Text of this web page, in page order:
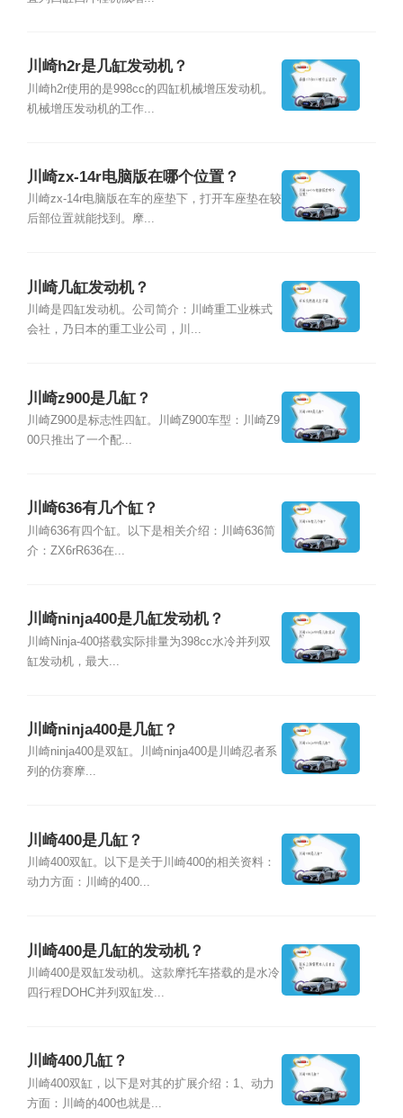
川崎h2r是几缸发动机？
川崎h2r使用的是998cc的四缸机械增压发动机。
机械增压发动机的工作...
川崎zx-14r电脑版在哪个位置？
川崎zx-14r电脑版在车的座垫下，打开车座垫在较
后部位置就能找到。摩...
川崎几缸发动机？
川崎是四缸发动机。公司简介：川崎重工业株式
会社，乃日本的重工业公司，川...
川崎z900是几缸？
川崎Z900是标志性四缸。川崎Z900车型：川崎Z9
00只推出了一个配...
川崎636有几个缸？
川崎636有四个缸。以下是相关介绍：川崎636简
介：ZX6rR636在...
川崎ninja400是几缸发动机？
川崎Ninja-400搭载实际排量为398cc水冷并列双
缸发动机，最大...
川崎ninja400是几缸？
川崎ninja400是双缸。川崎ninja400是川崎忍者系
列的仿赛摩...
川崎400是几缸？
川崎400双缸。以下是关于川崎400的相关资料：
动力方面：川崎的400...
川崎400是几缸的发动机？
川崎400是双缸发动机。这款摩托车搭载的是水冷
四行程DOHC并列双缸发...
川崎400几缸？
川崎400双缸，以下是对其的扩展介绍：1、动力
方面：川崎的400也就是...